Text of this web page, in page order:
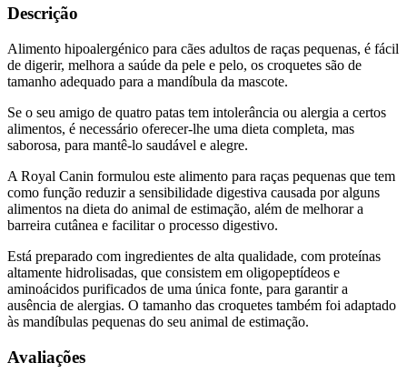
Descrição
Alimento hipoalergénico para cães adultos de raças pequenas, é fácil
de digerir, melhora a saúde da pele e pelo, os croquetes são de
tamanho adequado para a mandíbula da mascote.
Se o seu amigo de quatro patas tem intolerância ou alergia a certos
alimentos, é necessário oferecer-lhe uma dieta completa, mas
saborosa, para mantê-lo saudável e alegre.
A Royal Canin formulou este alimento para raças pequenas que tem
como função reduzir a sensibilidade digestiva causada por alguns
alimentos na dieta do animal de estimação, além de melhorar a
barreira cutânea e facilitar o processo digestivo.
Está preparado com ingredientes de alta qualidade, com proteínas
altamente hidrolisadas, que consistem em oligopeptídeos e
aminoácidos purificados de uma única fonte, para garantir a
ausência de alergias. O tamanho das croquetes também foi adaptado
às mandíbulas pequenas do seu animal de estimação.
Avaliações